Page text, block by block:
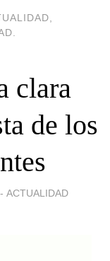
clara
de los
- ACTUALIDAD